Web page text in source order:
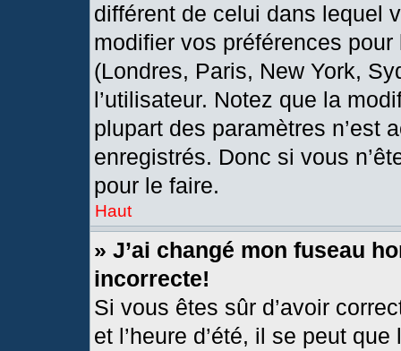
différent de celui dans lequel
modifier vos préférences
(Londres, Paris, New York,
l’utilisateur. Notez que la
plupart des paramètres n’est
enregistrés. Donc si vous
pour le faire.
Haut
» J’ai changé mon fuseau
incorrecte!
Si vous êtes sûr d’avoir
et l’heure d’été, il se peut